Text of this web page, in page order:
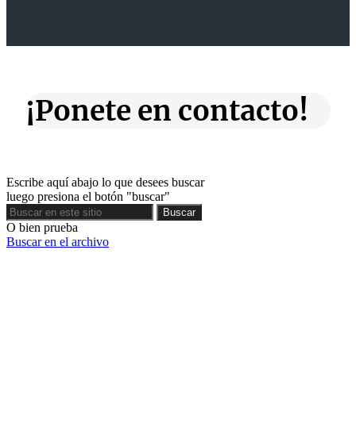
¡Ponete en contacto!
Escribe aquí abajo lo que desees buscar
luego presiona el botón "buscar"
Buscar
Buscar
O bien prueba
Buscar en el archivo